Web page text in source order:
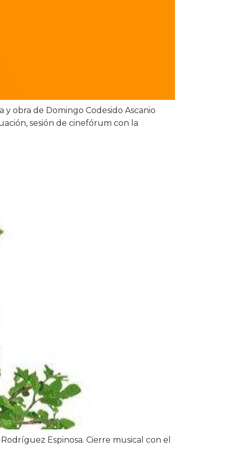
obra de Domingo Codesido Ascanio
sesión de cinefórum con la
Espinosa. Cierre musical con el